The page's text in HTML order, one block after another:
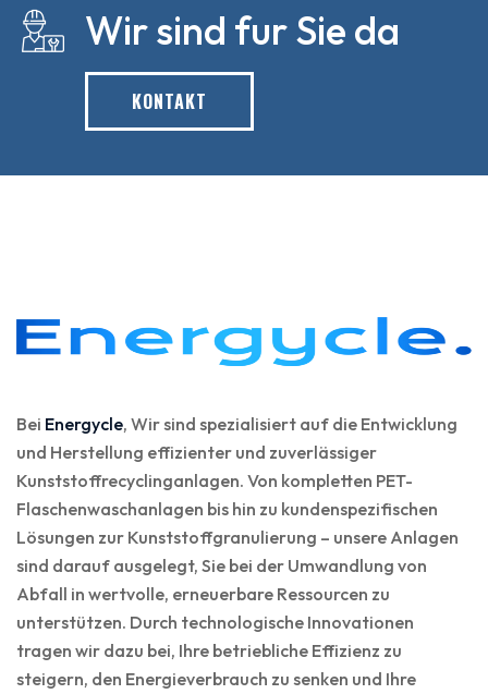
Wir sind fur Sie da
KONTAKT
Bei Energycle, Wir sind spezialisiert auf die Entwicklung
und Herstellung effizienter und zuverlässiger
Kunststoffrecyclinganlagen. Von kompletten PET-
Flaschenwaschanlagen bis hin zu kundenspezifischen
Lösungen zur Kunststoffgranulierung – unsere Anlagen
sind darauf ausgelegt, Sie bei der Umwandlung von
Abfall in wertvolle, erneuerbare Ressourcen zu
unterstützen. Durch technologische Innovationen
tragen wir dazu bei, Ihre betriebliche Effizienz zu
steigern, den Energieverbrauch zu senken und Ihre